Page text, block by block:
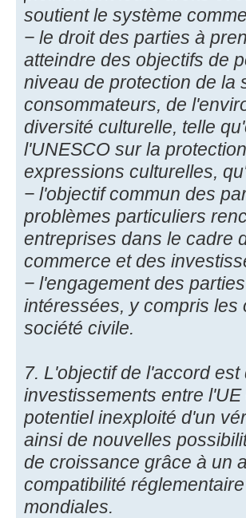
soutient le système
− le droit des parties à
atteindre des objectifs de
niveau de protection de la
consommateurs, de
diversité culturelle, telle
l'UNESCO sur la
expressions culturelles,
− l'objectif commun des
problèmes particuliers
entreprises dans le cadre
commerce et des
− l'engagement des
intéressées, y compris
société civile.
7. L'objectif de l'accord
investissements entre
potentiel inexploité d'un
ainsi de nouvelles
de croissance grâce à un
compatibilité
mondiales.